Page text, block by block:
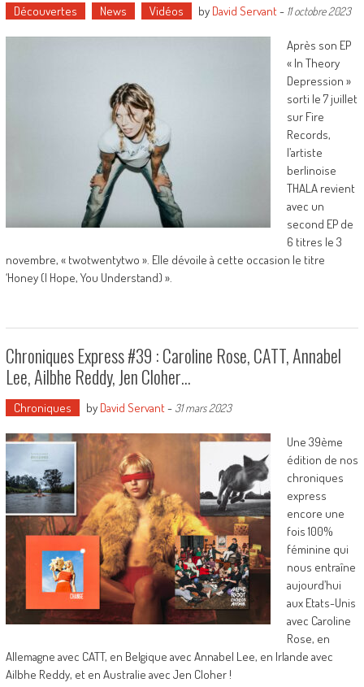
Découvertes News Vidéos by David Servant- 11 octobre 2023
Après son EP
« In Theory
Depression »
sorti le 7 juillet
sur Fire
Records,
l’artiste
berlinoise
THALA revient
avec un
second EP de
6 titres le 3
novembre, « twotwentytwo ». Elle dévoile à cette occasion le titre
‘Honey (I Hope, You Understand) ».
Chroniques Express #39 : Caroline Rose, CATT, Annabel
Lee, Ailbhe Reddy, Jen Cloher…
Chroniques by David Servant- 31 mars 2023
Une 39ème
édition de nos
chroniques
express
encore une
fois 100%
féminine qui
nous entraîne
aujourd’hui
aux Etats-Unis
avec Caroline
Rose, en
Allemagne avec CATT, en Belgique avec Annabel Lee, en Irlande avec
Ailbhe Reddy, et en Australie avec Jen Cloher !